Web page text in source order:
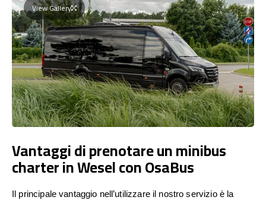
View Gallery
Vantaggi di prenotare un minibus
charter in Wesel con OsaBus
Il principale vantaggio nell’utilizzare il nostro servizio è la